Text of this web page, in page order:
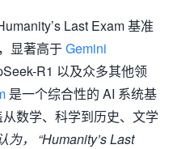
Last Exam 基准
显著高于Gemini
R1 以及众多其他领
是一个综合性的 AI 系统基
数学、科学到历史、文学
为， “Humanity’s Last